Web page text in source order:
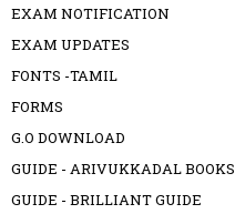
EXAM NOTIFICATION
EXAM UPDATES
FONTS -TAMIL
FORMS
G.O DOWNLOAD
GUIDE - ARIVUKKADAL BOOKS
GUIDE - BRILLIANT GUIDE